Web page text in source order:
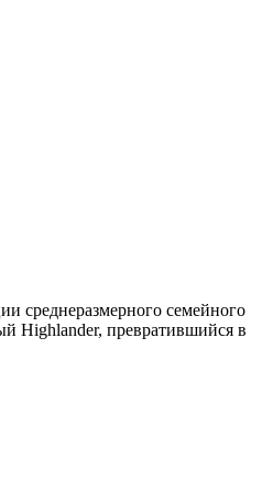
среднеразмерного семейного
Highlander, превратившийся в